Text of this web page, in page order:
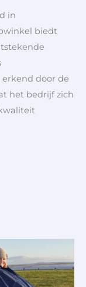
in
biedt
door de
het bedrijf zich